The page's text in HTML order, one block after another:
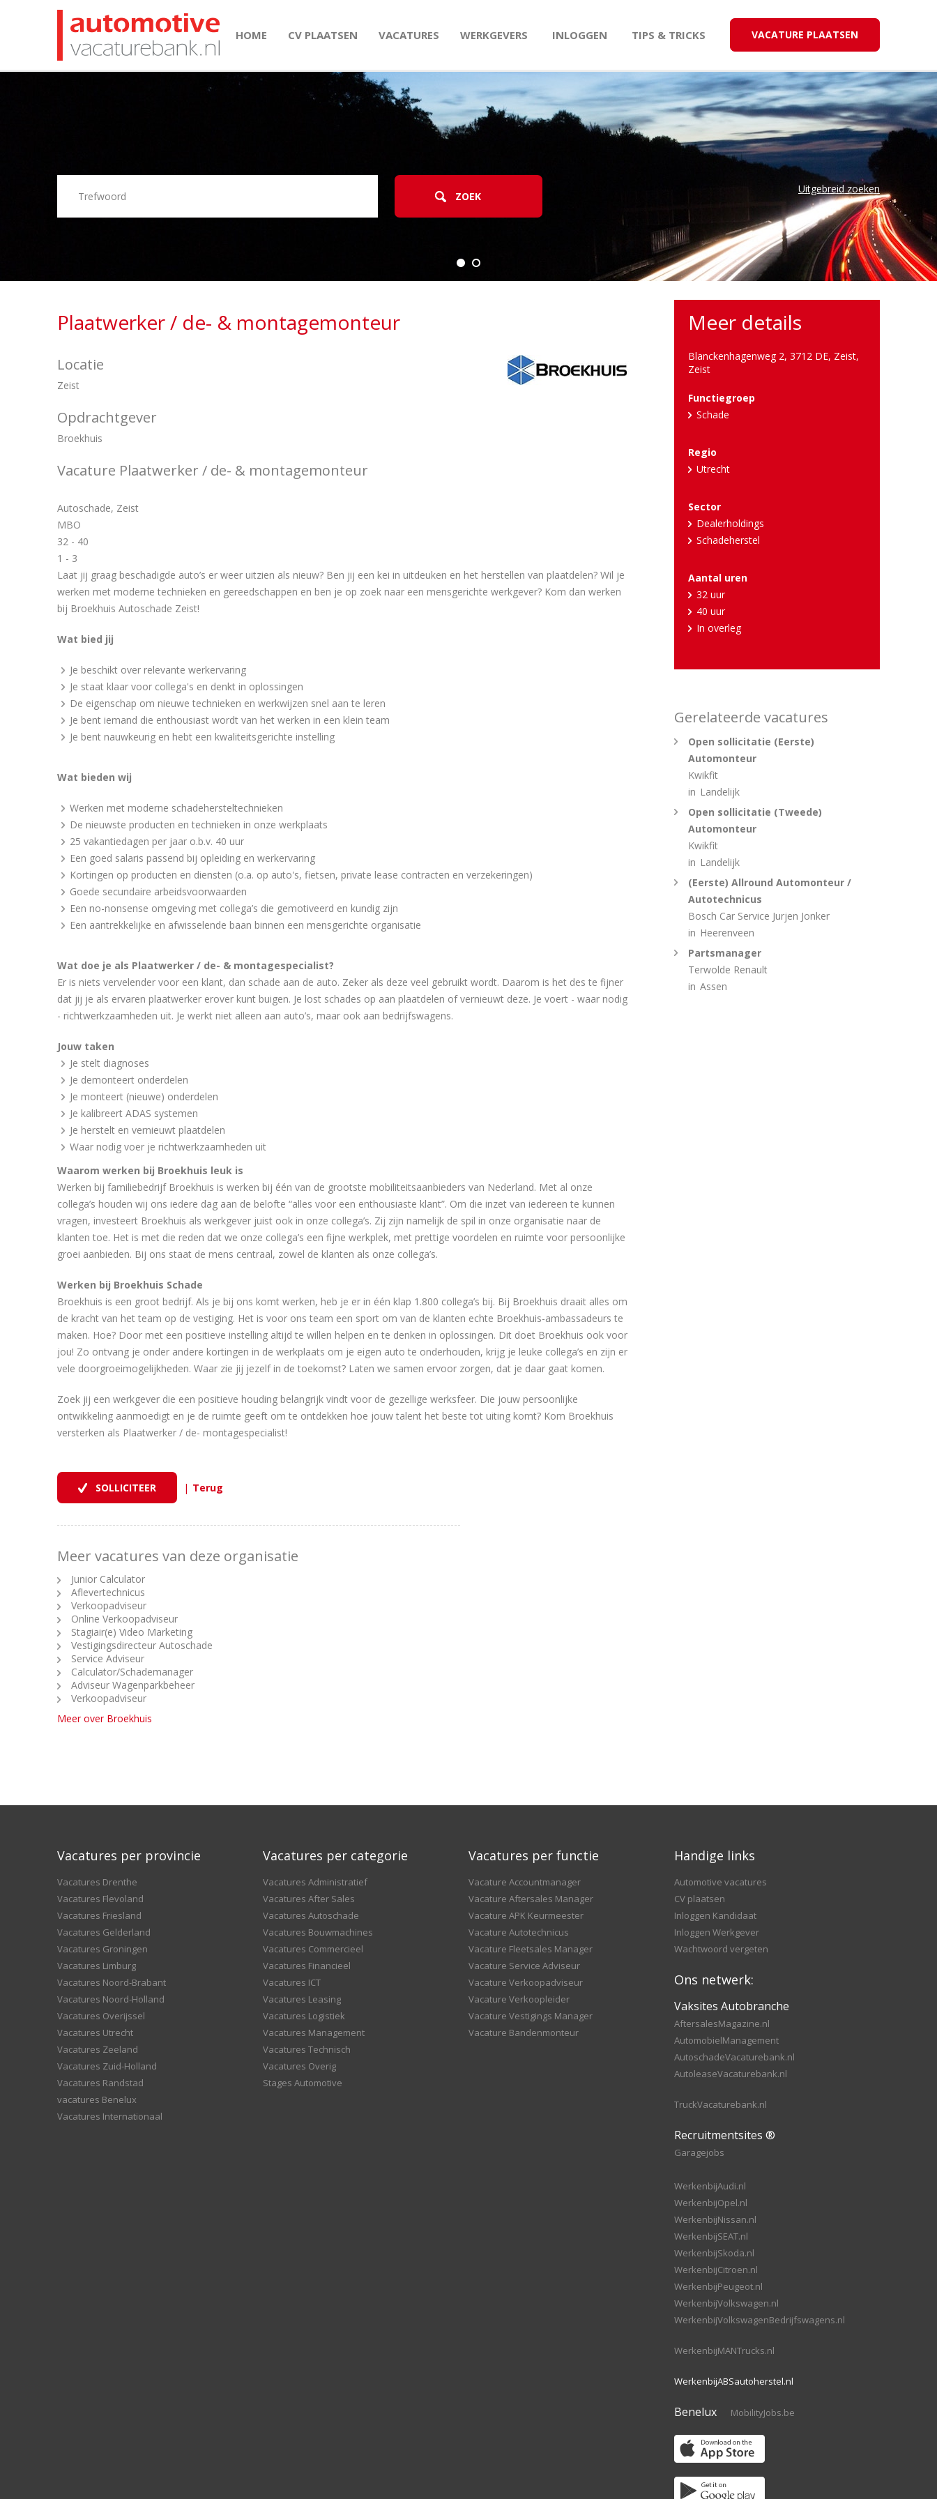
HOME CV PLAATSEN VACATURES WERKGEVERS INLOGGEN TIPS & TRICKS VACATURE PLAATSEN
Uitgebreid zoeken
Meer details
Blanckenhagenweg 2, 3712 DE, Zeist,
Zeist
Functiegroep
Schade
Regio
Utrecht
Sector
Dealerholdings
Schadeherstel
Aantal uren
32 uur
40 uur
In overleg
Plaatwerker / de- & montagemonteur
Locatie
Zeist
Opdrachtgever
Broekhuis
Vacature Plaatwerker / de- & montagemonteur
Autoschade, Zeist
MBO
32 - 40
1 - 3
Laat jij graag beschadigde auto’s er weer uitzien als nieuw? Ben jij een kei in uitdeuken en het herstellen van plaatdelen? Wil je
werken met moderne technieken en gereedschappen en ben je op zoek naar een mensgerichte werkgever? Kom dan werken
bij Broekhuis Autoschade Zeist!
Wat bied jij
Je beschikt over relevante werkervaring
Je staat klaar voor collega's en denkt in oplossingen
De eigenschap om nieuwe technieken en werkwijzen snel aan te leren
Je bent iemand die enthousiast wordt van het werken in een klein team
Je bent nauwkeurig en hebt een kwaliteitsgerichte instelling
Wat bieden wij
Werken met moderne schadehersteltechnieken
De nieuwste producten en technieken in onze werkplaats
25 vakantiedagen per jaar o.b.v. 40 uur
Een goed salaris passend bij opleiding en werkervaring
Kortingen op producten en diensten (o.a. op auto's, fietsen, private lease contracten en verzekeringen)
Goede secundaire arbeidsvoorwaarden
Een no-nonsense omgeving met collega’s die gemotiveerd en kundig zijn
Een aantrekkelijke en afwisselende baan binnen een mensgerichte organisatie
Wat doe je als Plaatwerker / de- & montagespecialist?
Er is niets vervelender voor een klant, dan schade aan de auto. Zeker als deze veel gebruikt wordt. Daarom is het des te fijner
dat jij je als ervaren plaatwerker erover kunt buigen. Je lost schades op aan plaatdelen of vernieuwt deze. Je voert - waar nodig
- richtwerkzaamheden uit. Je werkt niet alleen aan auto’s, maar ook aan bedrijfswagens.
Jouw taken
Je stelt diagnoses
Je demonteert onderdelen
Je monteert (nieuwe) onderdelen
Je kalibreert ADAS systemen
Je herstelt en vernieuwt plaatdelen
Waar nodig voer je richtwerkzaamheden uit
Waarom werken bij Broekhuis leuk is
Werken bij familiebedrijf Broekhuis is werken bij één van de grootste mobiliteitsaanbieders van Nederland. Met al onze
collega’s houden wij ons iedere dag aan de belofte “alles voor een enthousiaste klant”. Om die inzet van iedereen te kunnen
vragen, investeert Broekhuis als werkgever juist ook in onze collega’s. Zij zijn namelijk de spil in onze organisatie naar de
klanten toe. Het is met die reden dat we onze collega’s een fijne werkplek, met prettige voordelen en ruimte voor persoonlijke
groei aanbieden. Bij ons staat de mens centraal, zowel de klanten als onze collega’s.
Werken bij Broekhuis Schade
Broekhuis is een groot bedrijf. Als je bij ons komt werken, heb je er in één klap 1.800 collega’s bij. Bij Broekhuis draait alles om
de kracht van het team op de vestiging. Het is voor ons team een sport om van de klanten echte Broekhuis-ambassadeurs te
maken. Hoe? Door met een positieve instelling altijd te willen helpen en te denken in oplossingen. Dit doet Broekhuis ook voor
jou! Zo ontvang je onder andere kortingen in de werkplaats om je eigen auto te onderhouden, krijg je leuke collega’s en zijn er
vele doorgroeimogelijkheden. Waar zie jij jezelf in de toekomst? Laten we samen ervoor zorgen, dat je daar gaat komen.
Zoek jij een werkgever die een positieve houding belangrijk vindt voor de gezellige werksfeer. Die jouw persoonlijke
ontwikkeling aanmoedigt en je de ruimte geeft om te ontdekken hoe jouw talent het beste tot uiting komt? Kom Broekhuis
versterken als Plaatwerker / de- montagespecialist!
|
Meer vacatures van deze organisatie
Junior Calculator
Aflevertechnicus
Verkoopadviseur
Online Verkoopadviseur
Stagiair(e) Video Marketing
Vestigingsdirecteur Autoschade
Service Adviseur
Calculator/Schademanager
Adviseur Wagenparkbeheer
Verkoopadviseur
Meer over Broekhuis
Gerelateerde vacatures
Open sollicitatie (Eerste)
Automonteur
Kwikfit
in Landelijk
Open sollicitatie (Tweede)
Automonteur
Kwikfit
in Landelijk
(Eerste) Allround Automonteur /
Autotechnicus
Bosch Car Service Jurjen Jonker
in Heerenveen
Partsmanager
Terwolde Renault
in Assen
Vacatures per provincie
Vacatures Drenthe
Vacatures Flevoland
Vacatures Friesland
Vacatures Gelderland
Vacatures Groningen
Vacatures Limburg
Vacatures Noord-Brabant
Vacatures Noord-Holland
Vacatures Overijssel
Vacatures Utrecht
Vacatures Zeeland
Vacatures Zuid-Holland
Vacatures Randstad
vacatures Benelux
Vacatures Internationaal
Vacatures per categorie
Vacatures Administratief
Vacatures After Sales
Vacatures Autoschade
Vacatures Bouwmachines
Vacatures Commercieel
Vacatures Financieel
Vacatures ICT
Vacatures Leasing
Vacatures Logistiek
Vacatures Management
Vacatures Technisch
Vacatures Overig
Stages Automotive
Vacatures per functie
Vacature Accountmanager
Vacature Aftersales Manager
Vacature APK Keurmeester
Vacature Autotechnicus
Vacature Fleetsales Manager
Vacature Service Adviseur
Vacature Verkoopadviseur
Vacature Verkoopleider
Vacature Vestigings Manager
Vacature Bandenmonteur
Handige links
Automotive vacatures
CV plaatsen
Inloggen Kandidaat
Inloggen Werkgever
Wachtwoord vergeten
Ons netwerk:
Vaksites Autobranche
AftersalesMagazine.nl
AutomobielManagement
AutoschadeVacaturebank.nl
AutoleaseVacaturebank.nl
TruckVacaturebank.nl
Recruitmentsites ®
Garagejobs
WerkenbijAudi.nl
WerkenbijOpel.nl
WerkenbijNissan.nl
WerkenbijSEAT.nl
WerkenbijSkoda.nl
WerkenbijCitroen.nl
WerkenbijPeugeot.nl
WerkenbijVolkswagen.nl
WerkenbijVolkswagenBedrijfswagens.nl
WerkenbijMANTrucks.nl
WerkenbijABSautoherstel.nl
Benelux MobilityJobs.be